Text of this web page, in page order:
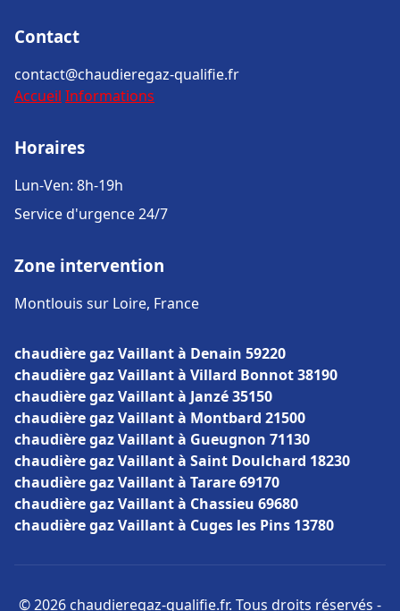
Contact
contact@chaudieregaz-qualifie.fr
Accueil Informations
Horaires
Lun-Ven: 8h-19h
Service d'urgence 24/7
Zone intervention
Montlouis sur Loire, France
chaudière gaz Vaillant à Denain 59220
chaudière gaz Vaillant à Villard Bonnot 38190
chaudière gaz Vaillant à Janzé 35150
chaudière gaz Vaillant à Montbard 21500
chaudière gaz Vaillant à Gueugnon 71130
chaudière gaz Vaillant à Saint Doulchard 18230
chaudière gaz Vaillant à Tarare 69170
chaudière gaz Vaillant à Chassieu 69680
chaudière gaz Vaillant à Cuges les Pins 13780
© 2026 chaudieregaz-qualifie.fr. Tous droits réservés -